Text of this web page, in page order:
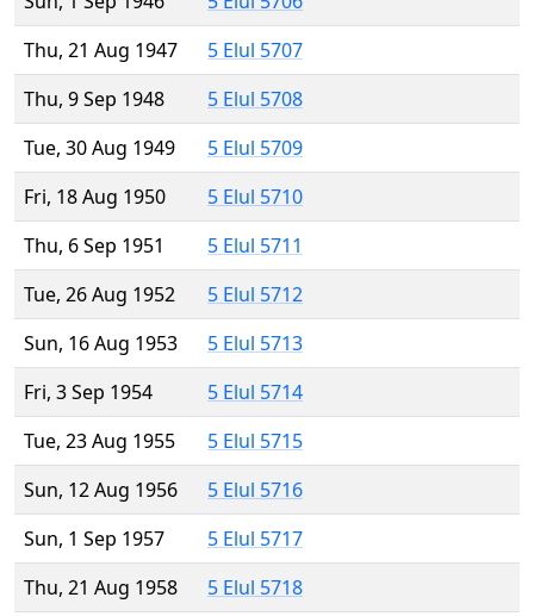
Thu, 21 Aug 1947
5 Elul 5707
Thu, 9 Sep 1948
5 Elul 5708
Tue, 30 Aug 1949
5 Elul 5709
Fri, 18 Aug 1950
5 Elul 5710
Thu, 6 Sep 1951
5 Elul 5711
Tue, 26 Aug 1952
5 Elul 5712
Sun, 16 Aug 1953
5 Elul 5713
Fri, 3 Sep 1954
5 Elul 5714
Tue, 23 Aug 1955
5 Elul 5715
Sun, 12 Aug 1956
5 Elul 5716
Sun, 1 Sep 1957
5 Elul 5717
Thu, 21 Aug 1958
5 Elul 5718